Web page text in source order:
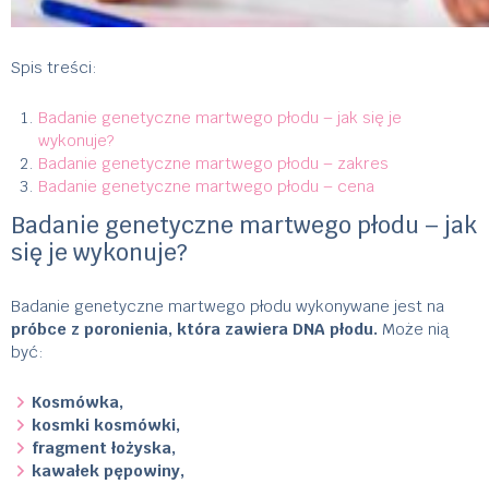
Spis treści:
Badanie genetyczne martwego płodu – jak się je
wykonuje?
Badanie genetyczne martwego płodu – zakres
Badanie genetyczne martwego płodu – cena
Badanie genetyczne martwego płodu – jak
się je wykonuje?
Badanie genetyczne martwego płodu wykonywane jest na
próbce z poronienia, która zawiera DNA płodu. Może nią
być:
Kosmówka,
kosmki kosmówki,
fragment łożyska,
kawałek pępowiny,